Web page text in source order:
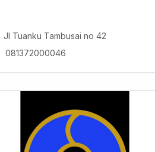
Jl Tuanku Tambusai no 42
081372000046